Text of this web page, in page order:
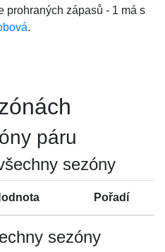
prohraných zápasů - 1 má s
.
páru
sezóny
Pořadí
sezóny